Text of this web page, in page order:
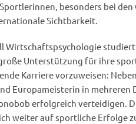
besonders bei
Sichtbarkeit.
Wirtschaftspsychologie
Unterstützung für ihre
Karriere vorzuweisen:
Europameisterin in mehreren
erfolgreich verteidigen.
weiter auf sportliche Erfolge